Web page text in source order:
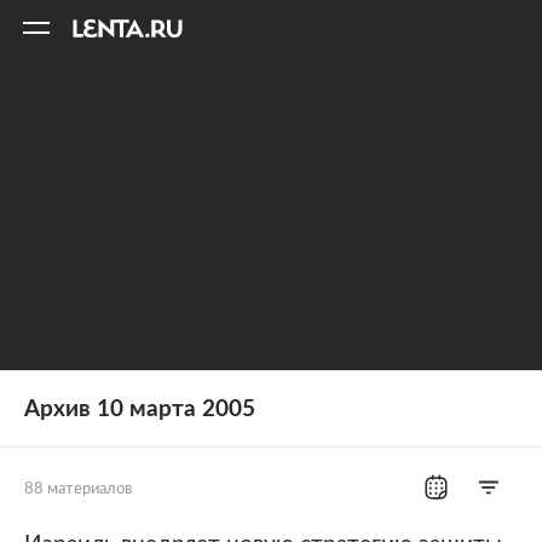
Архив 10 марта 2005
88 материалов